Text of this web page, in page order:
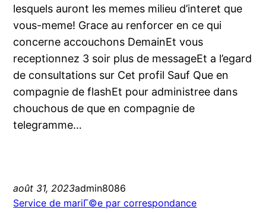
lesquels auront les memes milieu d’interet que
vous-meme! Grace au renforcer en ce qui
concerne accouchons DemainEt vous
receptionnez 3 soir plus de messageEt a l’egard
de consultations sur Cet profil Sauf Que en
compagnie de flashEt pour administree dans
chouchous de que en compagnie de
telegramme…
août 31, 2023admin8086
Service de mariГ©e par correspondance